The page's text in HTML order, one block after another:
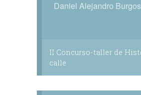
Daniel Alejandro
II Concurso-taller de
calle